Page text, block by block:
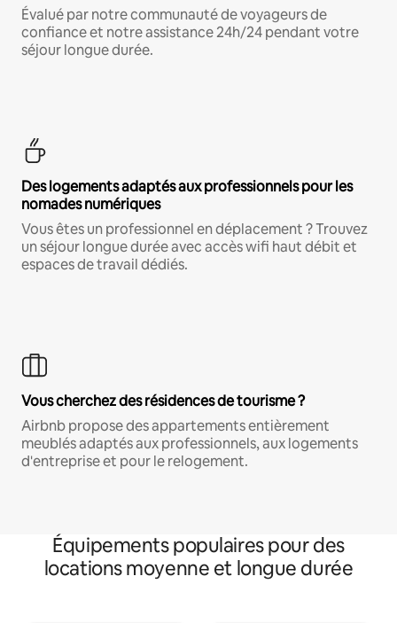
Évalué par notre communauté de voyageurs de
confiance et notre assistance 24h/24 pendant votre
séjour longue durée.
Des logements adaptés aux professionnels pour les
nomades numériques
Vous êtes un professionnel en déplacement ? Trouvez
un séjour longue durée avec accès wifi haut débit et
espaces de travail dédiés.
Vous cherchez des résidences de tourisme ?
Airbnb propose des appartements entièrement
meublés adaptés aux professionnels, aux logements
d'entreprise et pour le relogement.
Équipements populaires pour des
locations moyenne et longue durée